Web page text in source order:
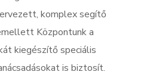
komplex segítő
Központunk a
kiegészítő speciális
is biztosít.